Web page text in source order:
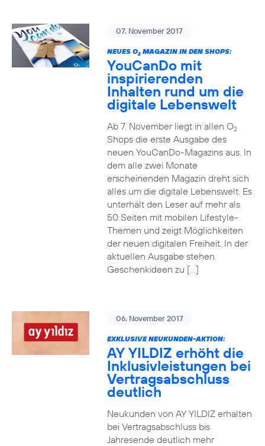
07. November 2017
NEUES O2MAGAZIN IN DEN SHOPS:
YouCanDo mit
inspirierenden
Inhalten rund um die
digitale Lebenswelt
Ab 7. November liegt in allen O2
Shops die erste Ausgabe des
neuen YouCanDo-Magazins aus. In
dem alle zwei Monate
erscheinenden Magazin dreht sich
alles um die digitale Lebenswelt. Es
unterhält den Leser auf mehr als
50 Seiten mit mobilen Lifestyle-
Themen und zeigt Möglichkeiten
der neuen digitalen Freiheit. In der
aktuellen Ausgabe stehen
Geschenkideen zu […]
06. November 2017
EXKLUSIVE NEUKUNDEN-AKTION:
AY YILDIZ erhöht die
Inklusivleistungen bei
Vertragsabschluss
deutlich
Neukunden von AY YILDIZ erhalten
bei Vertragsabschluss bis
Jahresende deutlich mehr